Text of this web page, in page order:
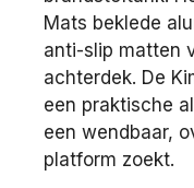
Mats beklede
anti-slip matten
achterdek. De
een praktische
een wendbaar,
platform zoekt.